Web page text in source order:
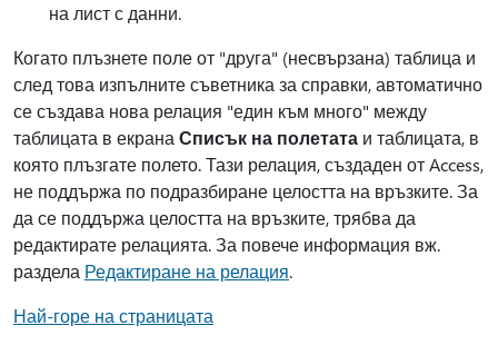
на лист с данни.
Когато плъзнете поле от "друга" (несвързана) таблица и
след това изпълните съветника за справки, автоматично
се създава нова релация "един към много" между
таблицата в екранаСписък на полетата и таблицата, в
която плъзгате полето. Тази релация, създаден от Access,
не поддържа по подразбиране целостта на връзките. За
да се поддържа целостта на връзките, трябва да
редактирате релацията. За повече информация вж.
раздела Редактиране на релация.
Най-горе на страницата